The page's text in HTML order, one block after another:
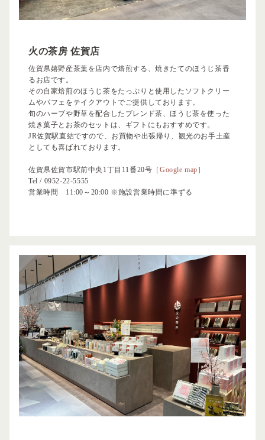
火の茶房 佐賀店
佐賀県嬉野産茶葉を店内で焙煎する、焼きたてのほうじ茶香
るお店です。
その自家焙煎のほうじ茶をたっぷりと使用したソフトクリー
ムやパフェをテイクアウトでご提供しております。
旬のハーブや野草を配合したブレンド茶、ほうじ茶を使った
焼き菓子とお茶のセットは、ギフトにもおすすめです。
JR佐賀駅直結ですので、お買物や出張帰り、観光のお手土産
としても喜ばれております。
佐賀県佐賀市駅前中央1丁目11番20号 ［Google map］
Tel / 0952-22-5555
営業時間 11:00～20:00 ※施設営業時間に準ずる